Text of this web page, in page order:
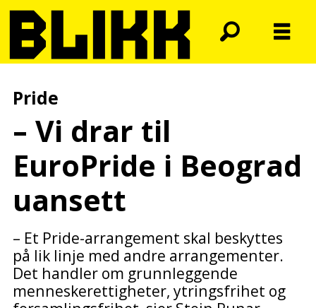
Pride
– Vi drar til
EuroPride i Beograd
uansett
– Et Pride-arrangement skal beskyttes
på lik linje med andre arrangementer.
Det handler om grunnleggende
menneskerettigheter, ytringsfrihet og